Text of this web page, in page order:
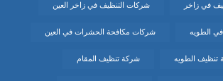
في زاخر شركات التنظيف في زاخر العين
الطويه شركات مكافحة الحشرات في العين
تنظيف الطويه شركة تنظيف المقام